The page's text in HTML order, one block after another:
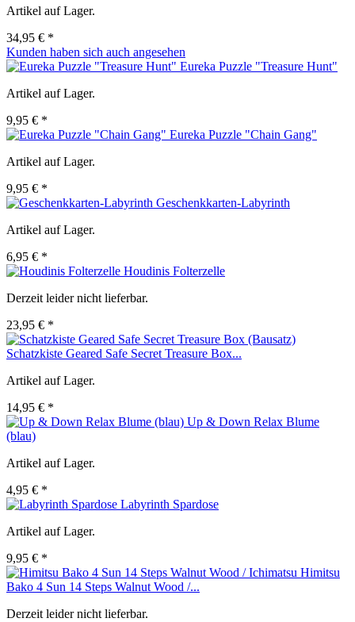
Artikel auf Lager.
34,95 € *
Kunden haben sich auch angesehen
Eureka Puzzle "Treasure Hunt"
Artikel auf Lager.
9,95 € *
Eureka Puzzle "Chain Gang"
Artikel auf Lager.
9,95 € *
Geschenkkarten-Labyrinth
Artikel auf Lager.
6,95 € *
Houdinis Folterzelle
Derzeit leider nicht lieferbar.
23,95 € *
Schatzkiste Geared Safe Secret Treasure Box...
Artikel auf Lager.
14,95 € *
Up & Down Relax Blume
(blau)
Artikel auf Lager.
4,95 € *
Labyrinth Spardose
Artikel auf Lager.
9,95 € *
Himitsu
Bako 4 Sun 14 Steps Walnut Wood /...
Derzeit leider nicht lieferbar.